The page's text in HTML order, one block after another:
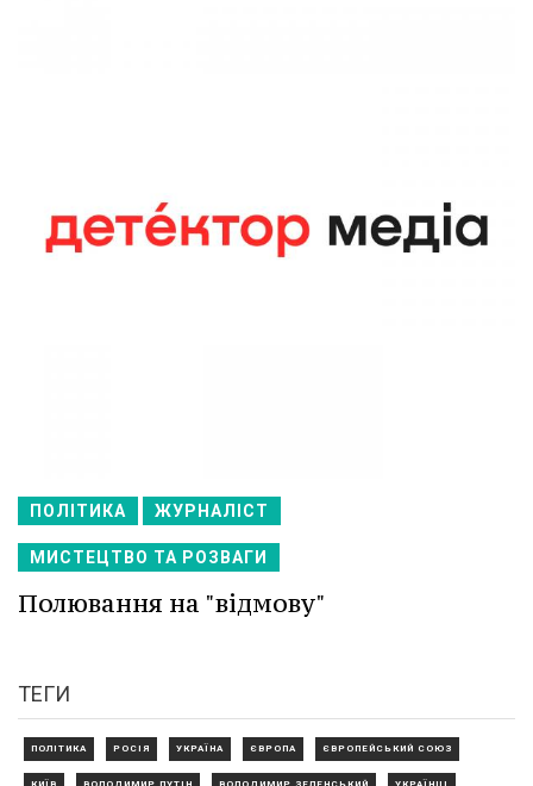
ПОЛІТИКА ЖУРНАЛІСТ
МИСТЕЦТВО ТА РОЗВАГИ
Полювання на "відмову"
ТЕГИ
ПОЛІТИКА РОСІЯ УКРАЇНА ЄВРОПА ЄВРОПЕЙСЬКИЙ СОЮЗ